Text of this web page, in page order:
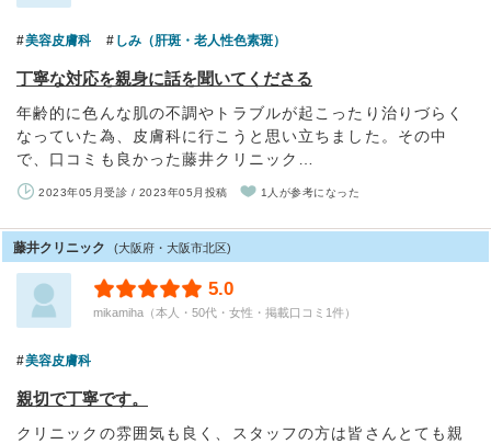
美容皮膚科 しみ（肝斑・老人性色素斑）
丁寧な対応を親身に話を聞いてくださる
年齢的に色んな肌の不調やトラブルが起こったり治りづらく
なっていた為、皮膚科に行こうと思い立ちました。その中
で、口コミも良かった藤井クリニック…
2023年05月受診 / 2023年05月投稿 1人が参考になった
藤井クリニック (大阪府・大阪市北区)
5.0
mikamiha（本人・50代・女性・掲載口コミ1件）
美容皮膚科
親切で丁寧です。
クリニックの雰囲気も良く、スタッフの方は皆さんとても親